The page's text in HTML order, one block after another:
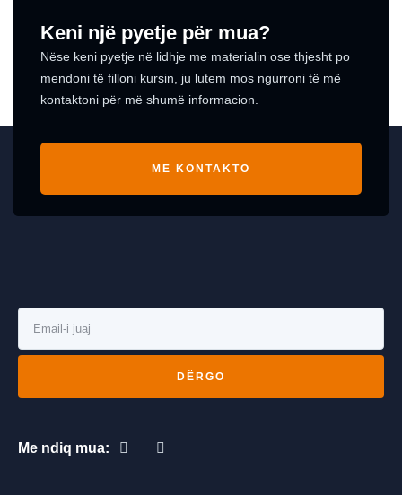
Keni një pyetje për mua?
Nëse keni pyetje në lidhje me materialin ose thjesht po
mendoni të filloni kursin, ju lutem mos ngurroni të më
kontaktoni për më shumë informacion.
ME KONTAKTO
DËRGO
Me ndiq mua: